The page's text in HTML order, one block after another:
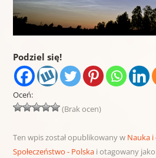
Podziel się!
Oceń:
(Brak ocen)
Ten wpis został opublikowany w Nauka
Społeczeństwo - Polskai otagowany jako